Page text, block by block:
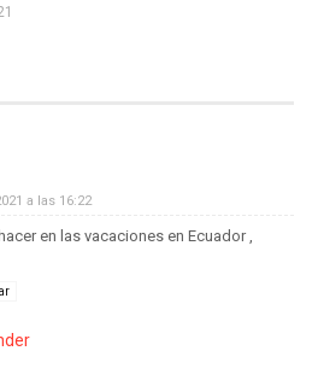
a las 16:22
en las vacaciones en Ecuador ,